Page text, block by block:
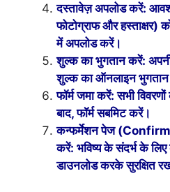
दस्तावेज़ अपलोड करें:
फोटोग्राफ और हस्ताक्षर)
में अपलोड करें।
शुल्क का भुगतान करें: अपनी
शुल्क का ऑनलाइन
फॉर्म जमा करें: सभी
बाद, फॉर्म सबमिट करें।
कन्फर्मेशन पेज
करें: भविष्य के संदर्भ के
डाउनलोड करके सुरक्षित